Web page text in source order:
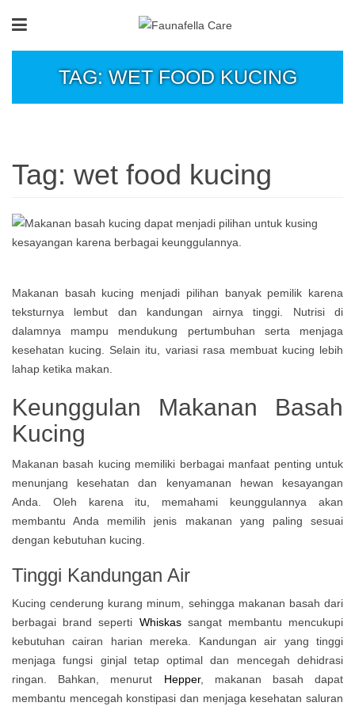
TAG: WET FOOD KUCING
Tag: wet food kucing
Makanan basah kucing menjadi pilihan banyak pemilik karena
teksturnya lembut dan kandungan airnya tinggi. Nutrisi di
dalamnya mampu mendukung pertumbuhan serta menjaga
kesehatan kucing. Selain itu, variasi rasa membuat kucing lebih
lahap ketika makan.
Keunggulan Makanan Basah
Kucing
Makanan basah kucing memiliki berbagai manfaat penting untuk
menunjang kesehatan dan kenyamanan hewan kesayangan
Anda. Oleh karena itu, memahami keunggulannya akan
membantu Anda memilih jenis makanan yang paling sesuai
dengan kebutuhan kucing.
Tinggi Kandungan Air
Kucing cenderung kurang minum, sehingga makanan basah dari
berbagai brand seperti Whiskassangat membantu mencukupi
kebutuhan cairan harian mereka. Kandungan air yang tinggi
menjaga fungsi ginjal tetap optimal dan mencegah dehidrasi
ringan. Bahkan, menurut
Hepper, makanan basah dapat
membantu mencegah konstipasi dan menjaga kesehatan saluran